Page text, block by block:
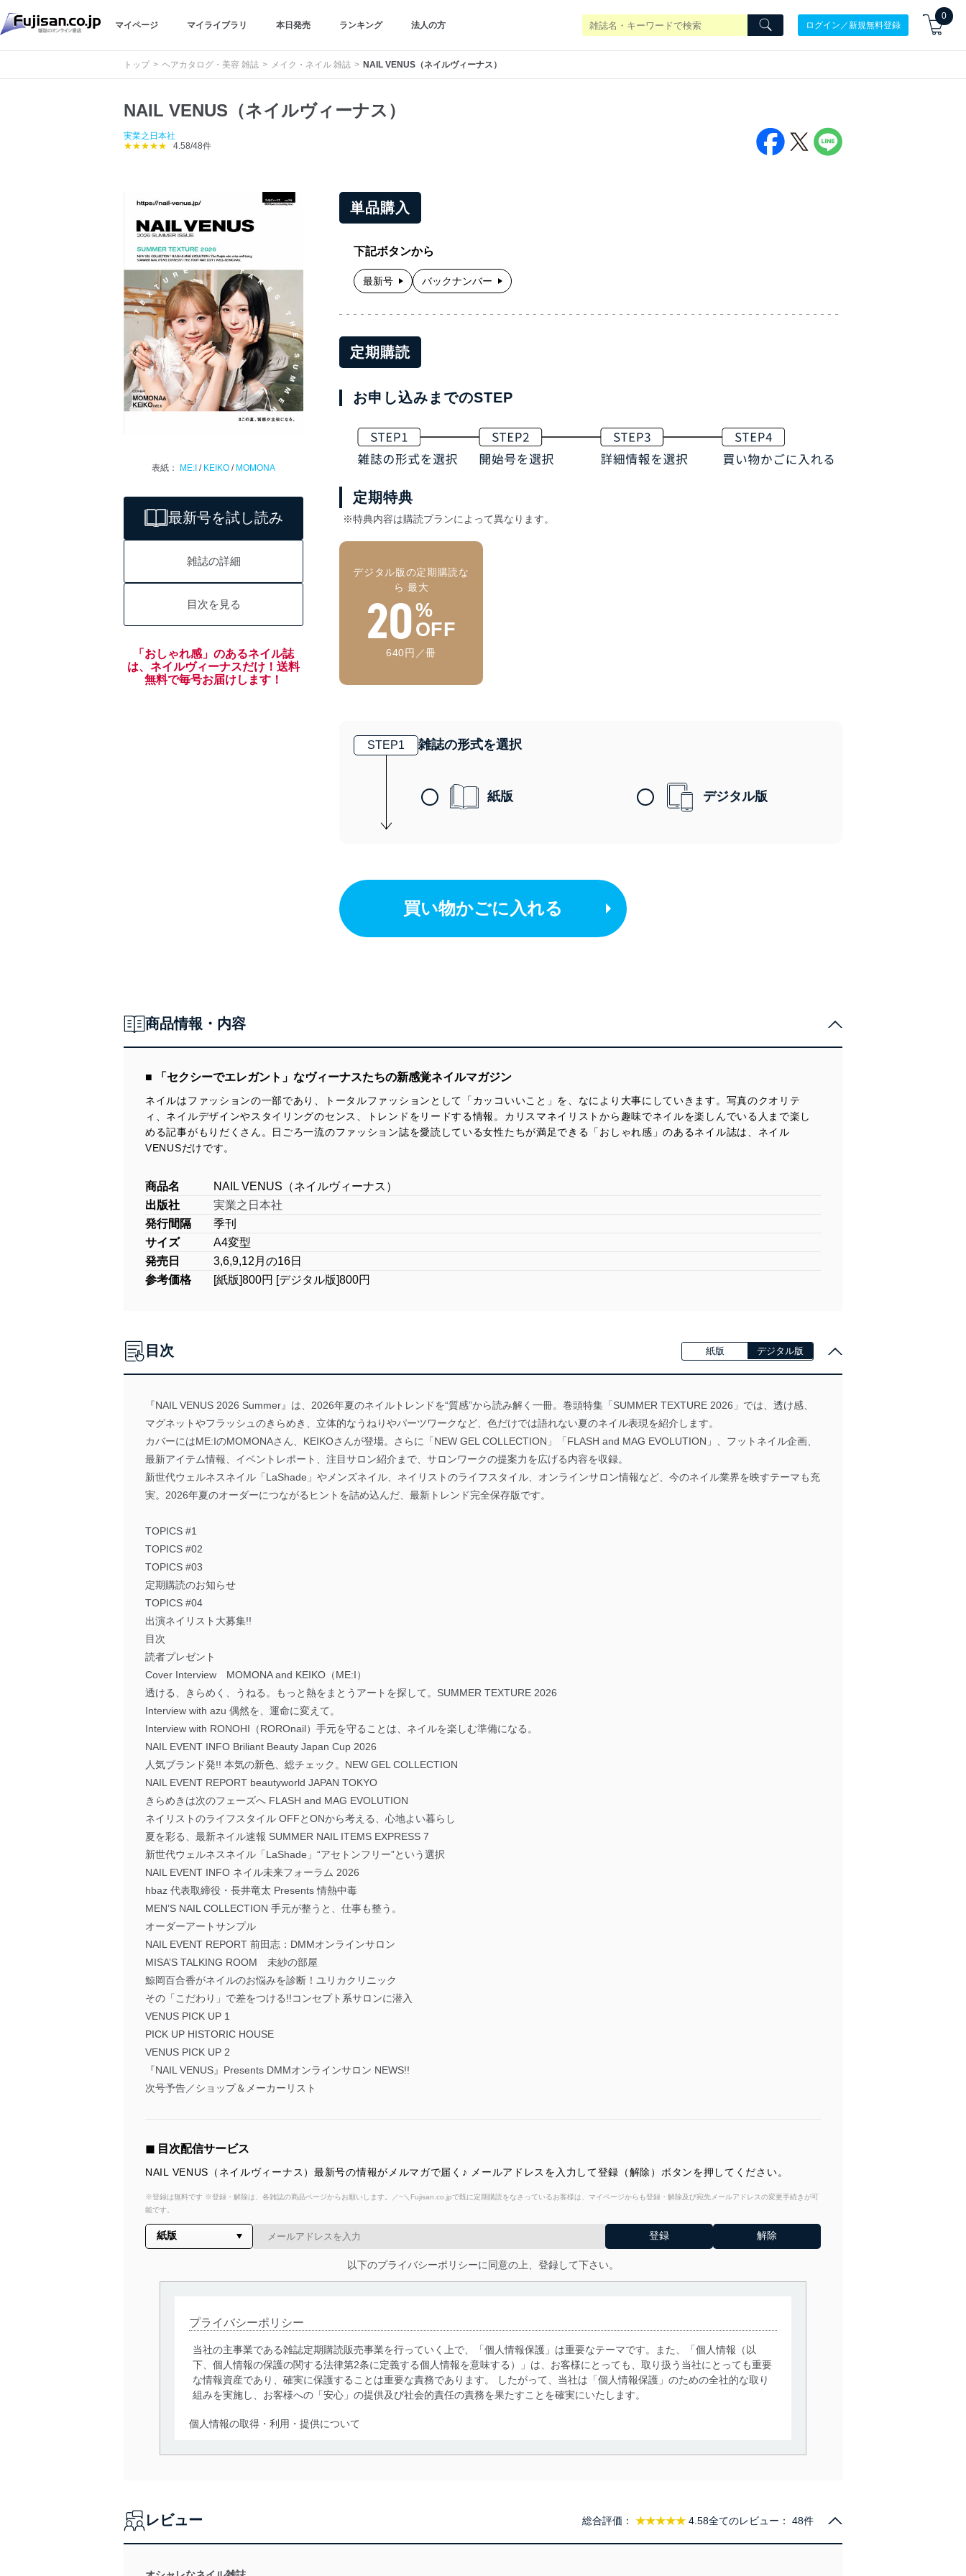
マイページ マイライブラリ 本日発売 ランキング 法人の方 ログイン／新規無料登録
0
トップ ヘアカタログ・美容 雑誌 メイク・ネイル 雑誌 NAIL VENUS（ネイルヴィーナス）
NAIL VENUS（ネイルヴィーナス）
実業之日本社
★★★★★
4.58/48件
表紙： ME:I / KEIKO / MOMONA
最新号を試し読み
雑誌の詳細
目次を見る
「おしゃれ感」のあるネイル誌
は、ネイルヴィーナスだけ！送料
無料で毎号お届けします！
単品購入
下記ボタンから
最新号 バックナンバー
定期購読
お申し込みまでのSTEP
定期特典
※特典内容は購読プランによって異なります。
デジタル版の定期購読な
ら 最大
20%
OFF
640円／冊
STEP1 雑誌の形式を選択
紙版 デジタル版
買い物かごに入れる
商品情報・内容
■ 「セクシーでエレガント」なヴィーナスたちの新感覚ネイルマガジン
ネイルはファッションの一部であり、トータルファッションとして「カッコいいこと」を、なにより大事にしていきます。写真のクオリテ
ィ、ネイルデザインやスタイリングのセンス、トレンドをリードする情報。カリスマネイリストから趣味でネイルを楽しんでいる人まで楽し
める記事がもりだくさん。日ごろ一流のファッション誌を愛読している女性たちが満足できる「おしゃれ感」のあるネイル誌は、ネイル
VENUSだけです。
商品名
NAIL VENUS（ネイルヴィーナス）
出版社
実業之日本社
発行間隔
季刊
サイズ
A4変型
発売日
3,6,9,12月の16日
参考価格
[紙版]800円 [デジタル版]800円
目次 紙版 デジタル版
『NAIL VENUS 2026 Summer』は、2026年夏のネイルトレンドを“質感”から読み解く一冊。巻頭特集「SUMMER TEXTURE 2026」では、透け感、
マグネットやフラッシュのきらめき、立体的なうねりやパーツワークなど、色だけでは語れない夏のネイル表現を紹介します。
カバーにはME:IのMOMONAさん、KEIKOさんが登場。さらに「NEW GEL COLLECTION」「FLASH and MAG EVOLUTION」、フットネイル企画、
最新アイテム情報、イベントレポート、注目サロン紹介まで、サロンワークの提案力を広げる内容を収録。
新世代ウェルネスネイル「LaShade」やメンズネイル、ネイリストのライフスタイル、オンラインサロン情報など、今のネイル業界を映すテーマも充
実。2026年夏のオーダーにつながるヒントを詰め込んだ、最新トレンド完全保存版です。
TOPICS #1
TOPICS #02
TOPICS #03
定期購読のお知らせ
TOPICS #04
出演ネイリスト大募集!!
目次
読者プレゼント
Cover Interview MOMONA and KEIKO（ME:I）
透ける、きらめく、うねる。もっと熱をまとうアートを探して。SUMMER TEXTURE 2026
Interview with azu 偶然を、運命に変えて。
Interview with RONOHI（ROROnail）手元を守ることは、ネイルを楽しむ準備になる。
NAIL EVENT INFO Briliant Beauty Japan Cup 2026
人気ブランド発!! 本気の新色、総チェック。NEW GEL COLLECTION
NAIL EVENT REPORT beautyworld JAPAN TOKYO
きらめきは次のフェーズへ FLASH and MAG EVOLUTION
ネイリストのライフスタイル OFFとONから考える、心地よい暮らし
夏を彩る、最新ネイル速報 SUMMER NAIL ITEMS EXPRESS 7
新世代ウェルネスネイル「LaShade」“アセトンフリー”という選択
NAIL EVENT INFO ネイル未来フォーラム 2026
hbaz 代表取締役・長井竜太 Presents 情熱中毒
MEN’S NAIL COLLECTION 手元が整うと、仕事も整う。
オーダーアートサンプル
NAIL EVENT REPORT 前田志：DMMオンラインサロン
MISA’S TALKING ROOM 未紗の部屋
鯨岡百合香がネイルのお悩みを診断！ユリカクリニック
その「こだわり」で差をつける!!コンセプト系サロンに潜入
VENUS PICK UP 1
PICK UP HISTORIC HOUSE
VENUS PICK UP 2
『NAIL VENUS』Presents DMMオンラインサロン NEWS!!
次号予告／ショップ＆メーカーリスト
◼︎ 目次配信サービス
NAIL VENUS（ネイルヴィーナス）最新号の情報がメルマガで届く♪ メールアドレスを入力して登録（解除）ボタンを押してください。
※登録は無料です ※登録・解除は、各雑誌の商品ページからお願いします。／~＼Fujisan.co.jpで既に定期購読をなさっているお客様は、マイページからも登録・解除及び宛先メールアドレスの変更手続きが可
能です。
以下のプライバシーポリシーに同意の上、登録して下さい。
プライバシーポリシー
当社の主事業である雑誌定期購読販売事業を行っていく上で、「個人情報保護」は重要なテーマです。また、「個人情報（以
下、個人情報の保護の関する法律第2条に定義する個人情報を意味する）」は、お客様にとっても、取り扱う当社にとっても重要
な情報資産であり、確実に保護することは重要な責務であります。 したがって、当社は「個人情報保護」のための全社的な取り
組みを実施し、お客様への「安心」の提供及び社会的責任の責務を果たすことを確実にいたします。
個人情報の取得・利用・提供について
当社は、個人情報の取得・利用・提供に際して、その利用目的を明確にし、本人の同意を得たうえで利用目的の達成に必要な範
令及びその他の規範を常に適合させます。
レビュー 総合評価： ★★★★★ 4.58全てのレビュー： 48件